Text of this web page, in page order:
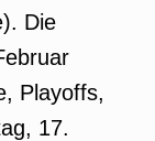
Die
Playoffs,
17.